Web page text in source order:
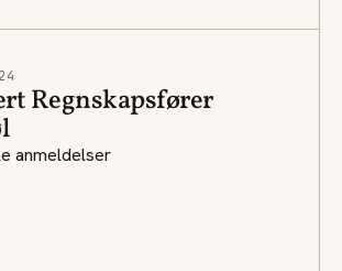
Regnskapsfører
anmeldelser